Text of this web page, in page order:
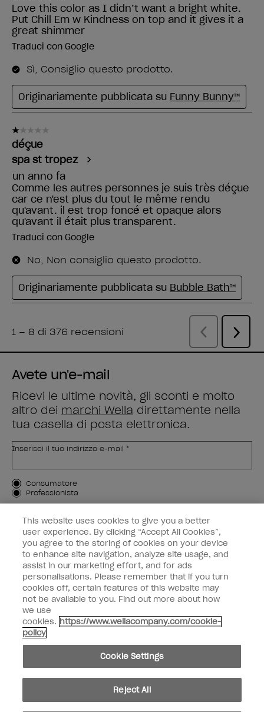
Avete un'e-mail
Ricevi le ultime novità, gli sconti e molto
altro dei marchi Wella direttamente nella
tua casella di posta elettronica.
Inserisci il tuo indirizzo e-mail *
Tipo di cliente
Consumatore
Professionista
ISCRIVIMI
Informazioni per i clienti
OPI & voi
instagramfacebook
Copyright 2026, Wella Operations US LLC. Tutti i diritti riservati.
This website uses cookies to give you a better
user experience. By clicking “Accept All Cookies”,
you agree to the storing of cookies on your device
to enhance site navigation, analyze site usage, and
assist in our marketing effort, and for ads
personalisations. Please remember that if you turn
cookies off, certain features of this website may
not be available to you. Find out more about how
we use
cookies. https://www.wellacompany.com/cookie-
policy
Cookie Settings
Reject All